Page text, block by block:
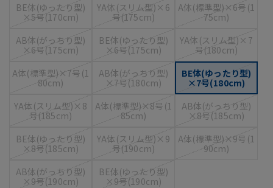
BE体(ゆったり型)
×5号(170cm)
YA体(スリム型)×6
号(175cm)
A体(標準型)×6号(1
75cm)
AB体(がっちり型)
×6号(175cm)
BE体(ゆったり型)
×6号(175cm)
YA体(スリム型)×7
号(180cm)
A体(標準型)×7号(1
80cm)
AB体(がっちり型)
×7号(180cm)
BE体(ゆったり型)
×7号(180cm)
YA体(スリム型)×8
号(185cm)
A体(標準型)×8号(1
85cm)
AB体(がっちり型)
×8号(185cm)
BE体(ゆったり型)
×8号(185cm)
YA体(スリム型)×9
号(190cm)
A体(標準型)×9号(1
90cm)
AB体(がっちり型)
×9号(190cm)
BE体(ゆったり型)
×9号(190cm)